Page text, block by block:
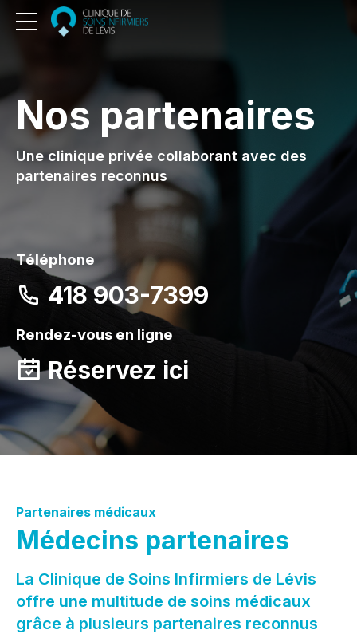
Nos partenaires
Une clinique privée collaborant avec des
partenaires reconnus
Téléphone
418 903-7399
Rendez-vous en ligne
Réservez ici
Partenaires médicaux
Médecins partenaires
La Clinique de Soins Infirmiers de Lévis
offre une multitude de soins médicaux
grâce à plusieurs partenaires reconnus